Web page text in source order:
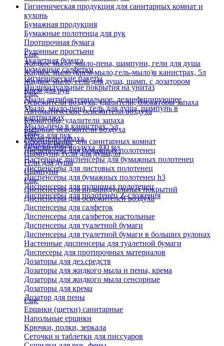
Гигиеническая продукция для санитарных комнат и
кухонь
Бумажная продукция
Бумажные полотенца для рук
Протирочная бумага
Рулонные простыни
Туалетная бумага
Бумажные салфетки
Гигиенические пакеты
Индивидуальные покрытия на унитаз
Еще
Жидкое мыло, мыло-пена, шампуни, гели для душа
Жидкое мыло (крем-мыло,гель-мыло)в канистрах, 5л
Жидкое мыло, гель для душа, шамп. с дозатором
Крем для рук
Мыло антибактериальное, дезинфицирующее
Мыло, мыло-пена, гель для душа, шампунь в
картриджах
Мыло-пена в канистрах, 5л
Паста для рук
Твердое мыло
Шампуни, гели для душа,5л
Гели для душа
Шампуни
Еще
Освежители воздуха, удалители, блокаторы запаха
Автоматические освежители воздуха
Блокаторы, удалители запаха
Бытовые освежители воздуха
Удалители запаха
Освежители воздуха 300 мл
Еще
Оборудование для санитарных комнат
Диспенсеры для бумажных полотенец
Настенные диспенсеры для бумажных полотенец
Диспенсеры для листовых полотенец
Диспенсеры для бумажных полотенец h3
Диспенсеры для рулонных полотенец
Диспенсеры для полотенец Z-сложения
Еще
Диспенсеры для индивидуальных покрытий
Диспенсеры для освежителей воздуха
Диспенсеры для салфеток
Диспенсеры для салфеток настольные
Диспенсеры для туалетной бумаги
Диспенсеры для туалетной бумаги в больших рулонах
Настенные диспенсеры для туалетной бумаги
Диспесеры для протирочных материалов
Дозаторы для дез.средств
Дозаторы для жидкого мыла и пены, крема
Дозаторы для жидкого мыла сенсорные
Дозаторы для крема
Дозатор для пены
Еще
Ершики (щетки) санитарные
Напольные ершики
Крючки, полки, зеркала
Сеточки и таблетки для писсуаров